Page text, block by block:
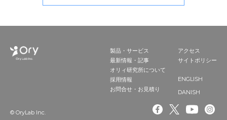
製品・サービス
最新情報・記事
オリィ研究所について
採用情報
お問合せ・お見積り
アクセス
サイトポリシー
ENGLISH
DANISH
© OryLab Inc.